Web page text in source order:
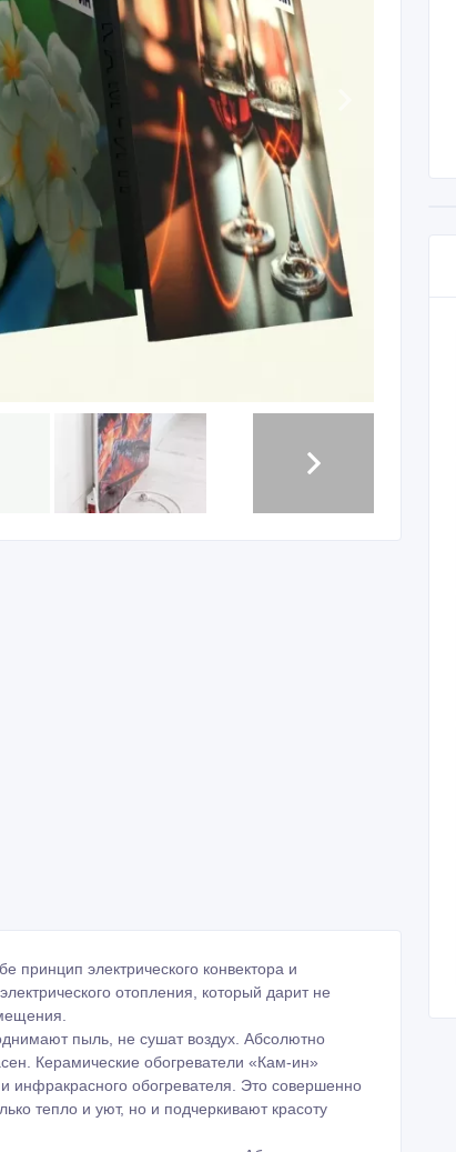
пыль, не сушат воздух. Абсолютно
Керамические обогреватели «Кам-ин»
обогревателя. Это совершенно
тепло и уют, но и подчеркивают красоту
пыль, не сушат воздух. Абсолютно
наш обогреватель любое изображение,